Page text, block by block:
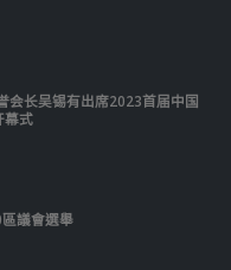
会长吴锡有出席2023首届中国
幕式
議會選舉